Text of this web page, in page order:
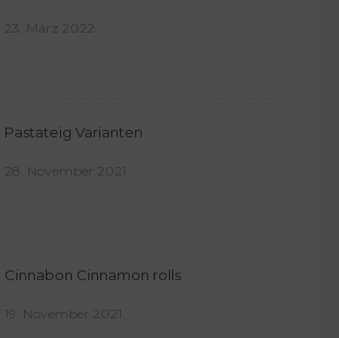
23. März 2022
Pastateig Varianten
28. November 2021
Cinnabon Cinnamon rolls
19. November 2021